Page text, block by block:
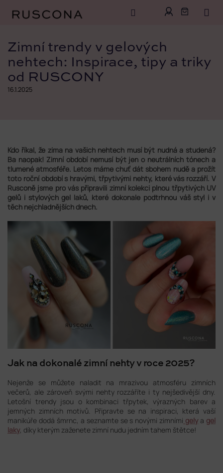
obsah
Zimní trendy v gelových
nehtech: Inspirace, tipy a triky
od RUSCONY
16.1.2025
Kdo říkal, že zima na vašich nehtech musí být nudná a studená?
Ba naopak! Zimní období nemusí být jen o neutrálních tónech a
tlumené atmosféře. Letos máme chuť dát sbohem nudě a prožít
toto roční období s hravými, třpytivými nehty, které vás rozzáří. V
Rusconě jsme pro vás připravili zimní kolekci plnou třpytivých UV
gelů i stylových gel laků, které dokonale podtrhnou váš styl i v
těch nejchladnějších dnech.
Jak na dokonalé zimní nehty v roce 2025?
Nejenže se můžete naladit na mrazivou atmosféru zimních
večerů, ale zároveň svými nehty rozzáříte i ty nejšedivější dny.
Letošní trendy jsou o kombinaci třpytek, výrazných barev a
jemných zimních motivů. Připravte se na inspiraci, která vaší
manikúře dodá šmrnc, a seznamte se s novými zimními gelya gel
laky, díky kterým zaženete zimní nudu jedním tahem štětce!